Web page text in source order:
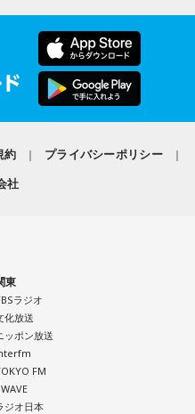
ニューヨークで行われた国
行われていまして、2024年
被団協（日本原水爆被害者
胎内被爆者ということで、
ったかっていう話をされま
サキ、ノー・モア・ヒロシ
いうことを叫んだことを、
すね。
になるきっかけを、山口さ
ライオンズの魅力を深掘
する『文化放送ライオンズ
オンズ愛やファンならでは
選手の魅力を存分に語り尽
CHANNEL』との連動
側など、熱狂的ファンなら
魅力を、テレビとラジオの
組で発表）。
人です。このたび、文化放
約
プライバシーポリシー
社
東
ラジオ
化放送
ッポン放送
FM
WAVE
ジオ日本